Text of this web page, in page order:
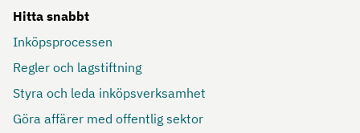
Hitta snabbt
Inköpsprocessen
Regler och lagstiftning
Styra och leda inköpsverksamhet
Göra affärer med offentlig sektor